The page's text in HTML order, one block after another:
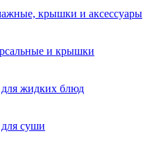
крышки и аксессуары
и крышки
жидких блюд
суши